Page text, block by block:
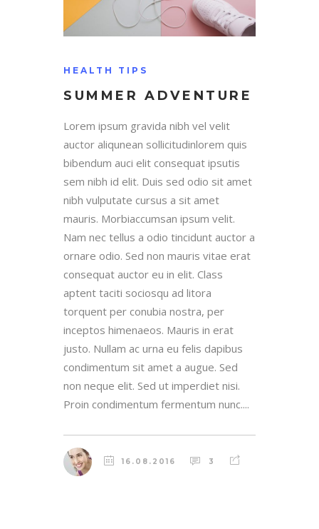
HEALTH TIPS
SUMMER ADVENTURE
Lorem ipsum gravida nibh vel velit
auctor aliqunean sollicitudinlorem quis
bibendum auci elit consequat ipsutis
sem nibh id elit. Duis sed odio sit amet
nibh vulputate cursus a sit amet
mauris. Morbiaccumsan ipsum velit.
Nam nec tellus a odio tincidunt auctor a
ornare odio. Sed non mauris vitae erat
consequat auctor eu in elit. Class
aptent taciti sociosqu ad litora
torquent per conubia nostra, per
inceptos himenaeos. Mauris in erat
justo. Nullam ac urna eu felis dapibus
condimentum sit amet a augue. Sed
non neque elit. Sed ut imperdiet nisi.
Proin condimentum fermentum nunc....
16.08.2016 3